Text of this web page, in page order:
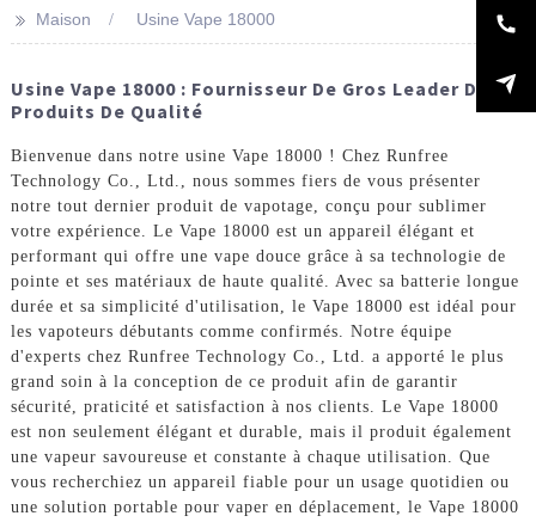
>> Maison Usine Vape 18000
Usine Vape 18000 : Fournisseur De Gros Leader De
Produits De Qualité
Bienvenue dans notre usine Vape 18000 ! Chez Runfree
Technology Co., Ltd., nous sommes fiers de vous présenter
notre tout dernier produit de vapotage, conçu pour sublimer
votre expérience. Le Vape 18000 est un appareil élégant et
performant qui offre une vape douce grâce à sa technologie de
pointe et ses matériaux de haute qualité. Avec sa batterie longue
durée et sa simplicité d'utilisation, le Vape 18000 est idéal pour
les vapoteurs débutants comme confirmés. Notre équipe
d'experts chez Runfree Technology Co., Ltd. a apporté le plus
grand soin à la conception de ce produit afin de garantir
sécurité, praticité et satisfaction à nos clients. Le Vape 18000
est non seulement élégant et durable, mais il produit également
une vapeur savoureuse et constante à chaque utilisation. Que
vous recherchiez un appareil fiable pour un usage quotidien ou
une solution portable pour vaper en déplacement, le Vape 18000